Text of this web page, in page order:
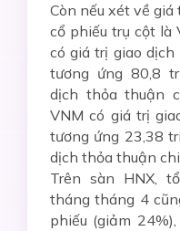
Còn nếu xét về
cổ phiếu trụ cột là
có giá trị giao
tương ứng 80,8
dịch thỏa thuận
VNM có giá trị
tương ứng 23,38
dịch thỏa thuận
Trên sàn HNX,
tháng tháng 4
phiếu (giảm